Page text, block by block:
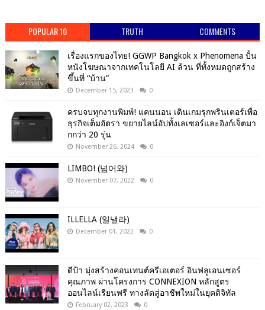
POPULAR 10 TRUTH COMMENTS
เรื่องแรกของไทย! GGWP Bangkok x Phenomena ปั้น
หนังโฆษณาจากเทคโนโลยี AI ล้วน ที่ทั้งหมดถูกสร้าง
ขึ้นที่ “บ้าน”
December 15, 2023 0
ครบจบทุกงานพิมพ์! แคนนอน เดินเกมรุกพรินเตอร์เพื่อ
ธุรกิจเต็มอัตรา ขยายไลน์อัปทั้งเลเซอร์และอิงก์เจ็ตมา
กกว่า 20 รุ่น
November 26, 2024 0
LIMBO! (넘어와)
November 07, 2022 0
ILLELLA (일낼라)
December 01, 2022 0
ดีป้า มุ่งสร้างคอนเทนต์ครีเอเตอร์ อินฟลูเอนเซอร์
คุณภาพ ผ่านโครงการ CONNEXION หลักสูตร
ออนไลน์เรียนฟรี ทางลัดสู่อาชีพใหม่ในยุคดิจิทัล
February 02, 2023 0